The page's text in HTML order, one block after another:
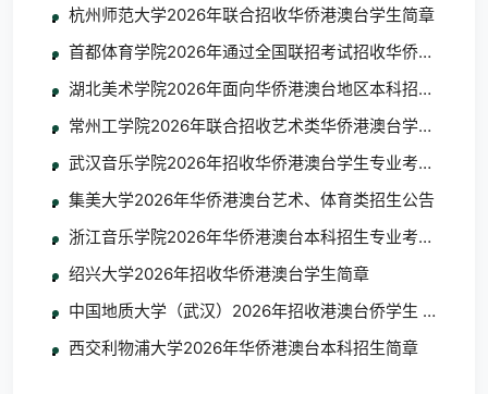
杭州师范大学2026年联合招收华侨港澳台学生简章
首都体育学院2026年通过全国联招考试招收华侨港澳台学
湖北美术学院2026年面向华侨港澳台地区本科招生考试
常州工学院2026年联合招收艺术类华侨港澳台学生简章
武汉音乐学院2026年招收华侨港澳台学生专业考试考生须
集美大学2026年华侨港澳台艺术、体育类招生公告
浙江音乐学院2026年华侨港澳台本科招生专业考试合格
绍兴大学2026年招收华侨港澳台学生简章
中国地质大学（武汉）2026年招收港澳台侨学生 艺术类
西交利物浦大学2026年华侨港澳台本科招生简章